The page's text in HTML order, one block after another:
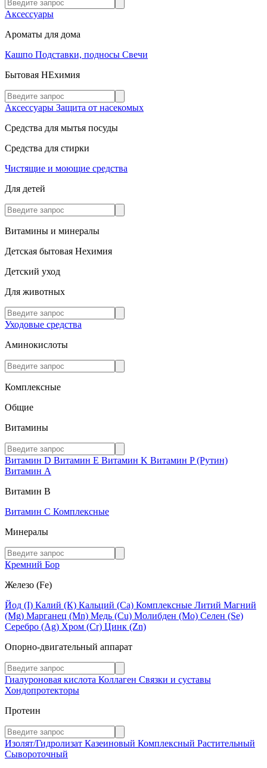
Аксессуары
Ароматы для дома
Кашпо Подставки, подносы Свечи
Бытовая НЕхимия
Аксессуары Защита от насекомых
Средства для мытья посуды
Средства для стирки
Чистящие и моющие средства
Для детей
Витамины и минералы
Детская бытовая Нехимия
Детский уход
Для животных
Уходовые средства
Аминокислоты
Комплексные
Общие
Витамины
Витамин D Витамин E Витамин K Витамин P (Рутин)
Витамин А
Витамин В
Витамин C Комплексные
Минералы
Кремний Бор
Железо (Fe)
Йод (I) Калий (К) Кальций (Са) Комплексные Литий Магний
(Mg) Марганец (Mn) Медь (Сu) Молибден (Мо) Селен (Se)
Серебро (Ag) Хром (Cr) Цинк (Zn)
Опорно-двигательный аппарат
Гиалуроновая кислота Коллаген Связки и суставы
Хондопротекторы
Протеин
Изолят/Гидролизат Казеиновый Комплексный Растительный
Сывороточный